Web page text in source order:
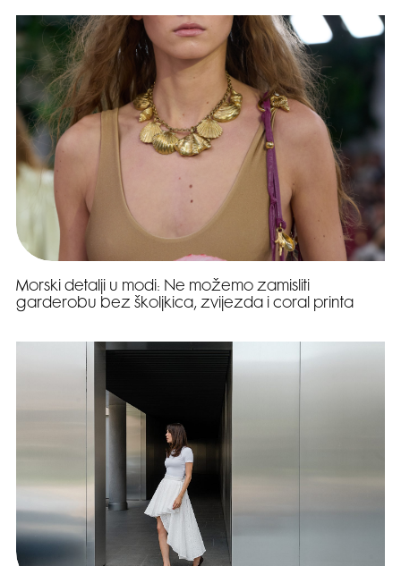
Morski detalji u modi: Ne možemo zamisliti
garderobu bez školjkica, zvijezda i coral printa